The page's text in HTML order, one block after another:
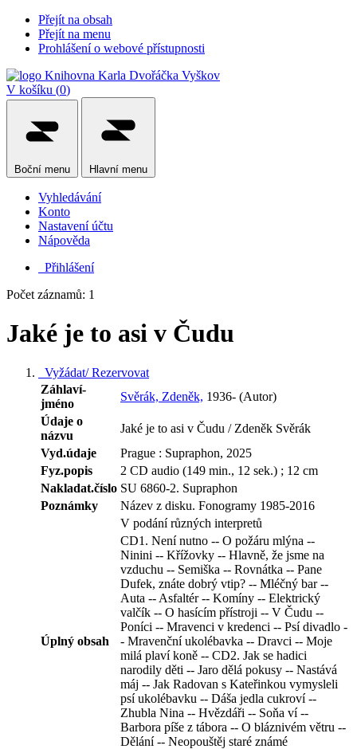
Přejít na obsah
Přejít na menu
Prohlášení o webové přístupnosti
V košíku (0)
Boční menu Hlavní menu
Vyhledávání
Konto
Nastavení účtu
Nápověda
Přihlášení
Počet záznamů: 1
Jaké je to asi v Čudu
Vyžádat/ Rezervovat
Záhlaví-
jméno
Svěrák, Zdeněk, 1936- (Autor)
Údaje o
názvu
Jaké je to asi v Čudu / Zdeněk Svěrák
Vyd.údaje
Prague : Supraphon, 2025
Fyz.popis
2 CD audio (149 min., 12 sek.) ; 12 cm
Nakladat.číslo SU 6860-2. Supraphon
Poznámky
Název z disku. Fonogramy 1985-2016
V podání různých interpretů
Úplný obsah
CD1. Není nutno -- O požáru mlýna --
Ninini -- Křížovky -- Hlavně, že jsme na
vzduchu -- Semiška -- Rovnátka -- Pane
Dufek, znáte dobrý vtip? -- Mléčný bar --
Auta -- Asfaltér -- Komíny -- Elektrický
valčík -- O hasícím přístroji -- V Čudu --
Poníci -- Mravenci v kredenci -- Psí divadlo -
- Mravenční ukolébavka -- Dravci -- Moje
milá plaví koně -- CD2. Jak se hadici
narodily děti -- Jaro dělá pokusy -- Nastává
máj -- Jak Radovan s Kateřinkou vymysleli
psí ukolébavku -- Dáša jedla cukroví --
Zhubla Nina -- Hvězdáři -- Soňa ví --
Barbora píše z tábora -- O bláznivém větru --
Dělání -- Neopouštěj staré známé